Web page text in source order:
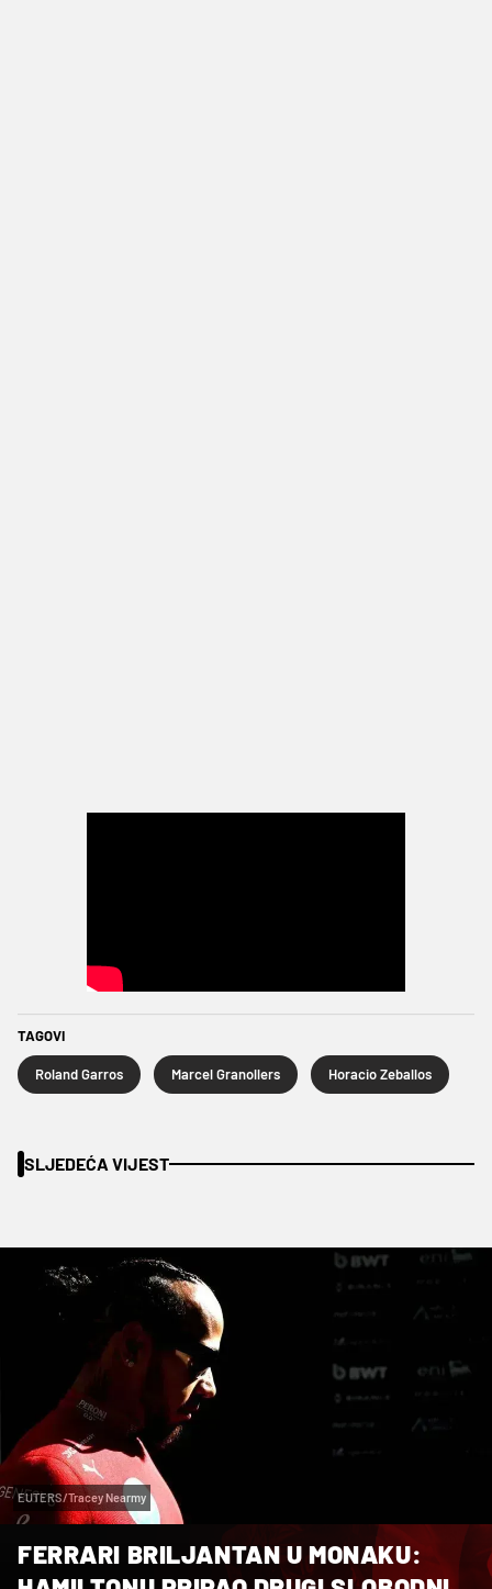
TAGOVI
Roland Garros Marcel Granollers Horacio Zeballos
SLJEDEĆA VIJEST
EUTERS/Tracey Nearmy
FERRARI BRILJANTAN U MONAKU: